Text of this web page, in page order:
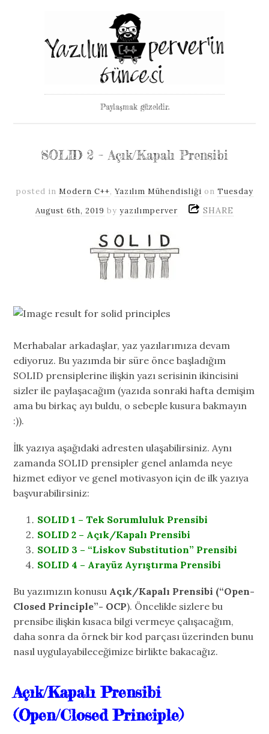
Paylaşmak güzeldir.
SOLID 2 – Açık/Kapalı Prensibi
posted in Modern C++, Yazılım Mühendisliği on Tuesday
August 6th, 2019 by yazılımperver SHARE
Merhabalar arkadaşlar, yaz yazılarımıza devam
ediyoruz. Bu yazımda bir süre önce başladığım
SOLID prensiplerine ilişkin yazı serisinin ikincisini
sizler ile paylaşacağım (yazıda sonraki hafta demişim
ama bu birkaç ayı buldu, o sebeple kusura bakmayın
:)).
İlk yazıya aşağıdaki adresten ulaşabilirsiniz. Aynı
zamanda SOLID prensipler genel anlamda neye
hizmet ediyor ve genel motivasyon için de ilk yazıya
başvurabilirsiniz:
SOLID 1 – Tek Sorumluluk Prensibi
SOLID 2 – Açık/Kapalı Prensibi
SOLID 3 – “Liskov Substitution” Prensibi
SOLID 4 – Arayüz Ayrıştırma Prensibi
Bu yazımızın konusu Açık/Kapalı Prensibi (“Open-
Closed Principle”- OCP). Öncelikle sizlere bu
prensibe ilişkin kısaca bilgi vermeye çalışacağım,
daha sonra da örnek bir kod parçası üzerinden bunu
nasıl uygulayabileceğimize birlikte bakacağız.
Açık/Kapalı Prensibi
(Open/Closed Principle)